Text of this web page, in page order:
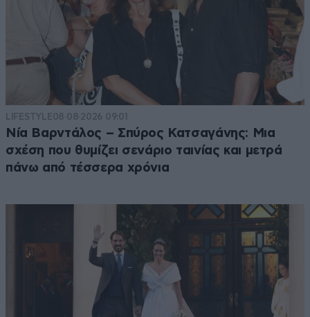
LIFESTYLE08·08·2026 09:01
Νία Βαρντάλος – Σπύρος Κατσαγάνης: Μια
σχέση που θυμίζει σενάριο ταινίας και μετρά
πάνω από τέσσερα χρόνια